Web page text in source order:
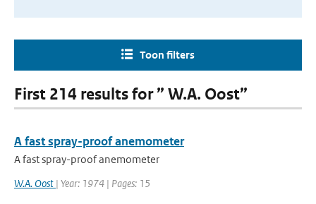
Toon filters
First 214 results for ” W.A. Oost”
A fast spray-proof anemometer
A fast spray-proof anemometer
W.A. Oost | Year: 1974 | Pages: 15